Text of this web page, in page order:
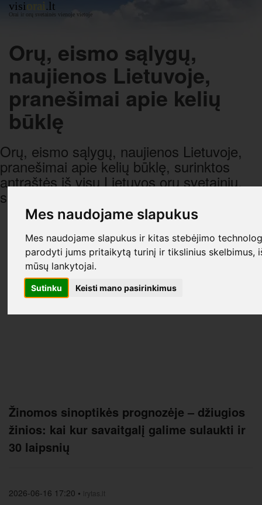
Mes naudojame slapukus
Mes naudojame slapukus ir kitas stebėjimo
parodyti jums pritaikytą turinį ir tikslinius skelbimus,
mūsų lankytojai.
Sutinku Keisti mano pasirinkimus
visiorai.lt
Orai ir orų svetainės vienoje vietoje
Orų, eismo sąlygų,
naujienos Lietuvoje,
pranešimai apie kelių
būklę
Orų, eismo sąlygų, naujienos Lietuvoje,
pranešimai apie kelių būklę, surinktos
antraštės iš visų Lietuvos orų svetainių,
sugrupuotos pagal datą ir laiką.
R E K L A M A
Žinomos sinoptikės prognozėje – džiugios
žinios: kai kur savaitgalį galime sulaukti ir
30 laipsnių
2026-06-16 17:20 • lrytas.lt